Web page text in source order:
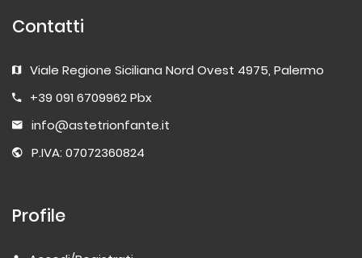
Contatti
Viale Regione Siciliana Nord Ovest 4975, Palermo
+39 091 6709962 Pbx
info@astetrionfante.it
P.IVA: 07072360824
Profile